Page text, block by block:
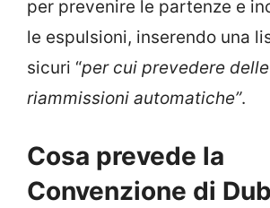
per prevenire le partenze e
le espulsioni, inserendo una
sicuri “per cui prevedere delle
riammissioni automatiche”.
Cosa prevede la
Convenzione di